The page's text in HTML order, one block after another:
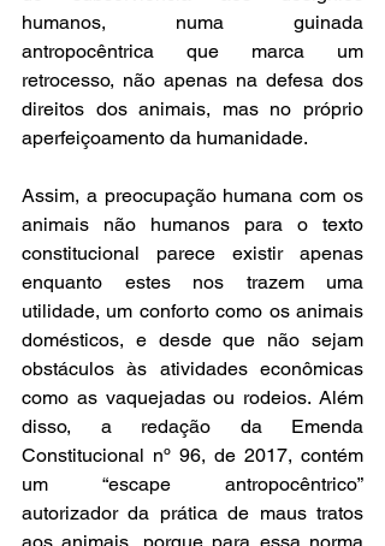
humanos, numa guinada
antropocêntrica que marca um
retrocesso, não apenas na defesa dos
direitos dos animais, mas no próprio
aperfeiçoamento da humanidade.
Assim, a preocupação humana com os
animais não humanos para o texto
constitucional parece existir apenas
enquanto estes nos trazem uma
utilidade, um conforto como os animais
domésticos, e desde que não sejam
obstáculos às atividades econômicas
como as vaquejadas ou rodeios. Além
disso, a redação da Emenda
Constitucional nº 96, de 2017, contém
um “escape antropocêntrico”
autorizador da prática de maus tratos